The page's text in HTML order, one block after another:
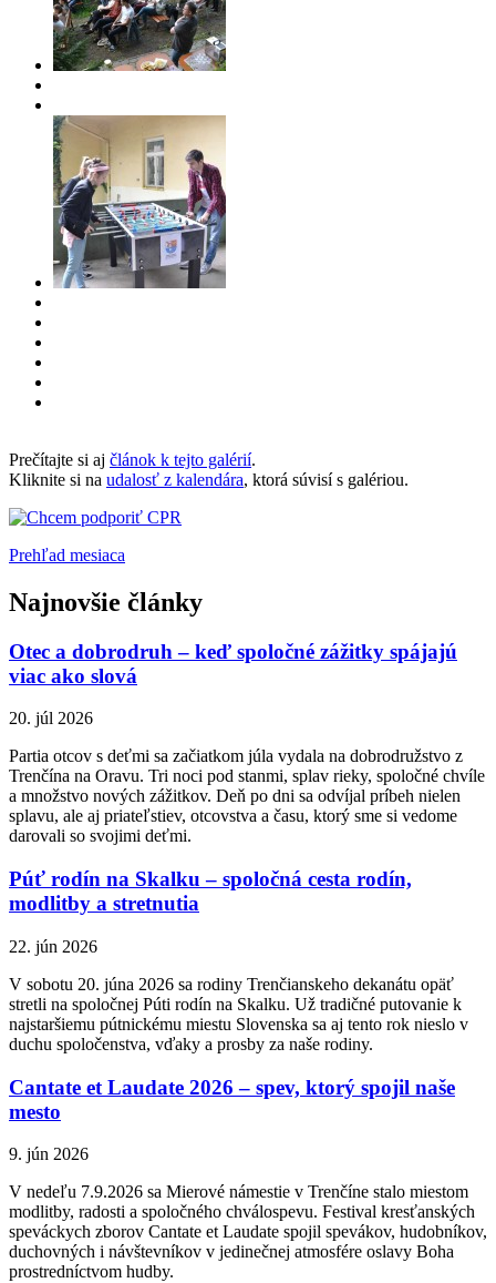
Prečítajte si aj článok k tejto galérií.
Kliknite si na udalosť z kalendára, ktorá súvisí s galériou.
Prehľad mesiaca
Najnovšie články
Otec a dobrodruh – keď spoločné zážitky spájajú
viac ako slová
20. júl 2026
Partia otcov s deťmi sa začiatkom júla vydala na dobrodružstvo z
Trenčína na Oravu. Tri noci pod stanmi, splav rieky, spoločné chvíle
a množstvo nových zážitkov. Deň po dni sa odvíjal príbeh nielen
splavu, ale aj priateľstiev, otcovstva a času, ktorý sme si vedome
darovali so svojimi deťmi.
Púť rodín na Skalku – spoločná cesta rodín,
modlitby a stretnutia
22. jún 2026
V sobotu 20. júna 2026 sa rodiny Trenčianskeho dekanátu opäť
stretli na spoločnej Púti rodín na Skalku. Už tradičné putovanie k
najstaršiemu pútnickému miestu Slovenska sa aj tento rok nieslo v
duchu spoločenstva, vďaky a prosby za naše rodiny.
Cantate et Laudate 2026 – spev, ktorý spojil naše
mesto
9. jún 2026
V nedeľu 7.9.2026 sa Mierové námestie v Trenčíne stalo miestom
modlitby, radosti a spoločného chválospevu. Festival kresťanských
speváckych zborov Cantate et Laudate spojil spevákov, hudobníkov,
duchovných i návštevníkov v jedinečnej atmosfére oslavy Boha
prostredníctvom hudby.